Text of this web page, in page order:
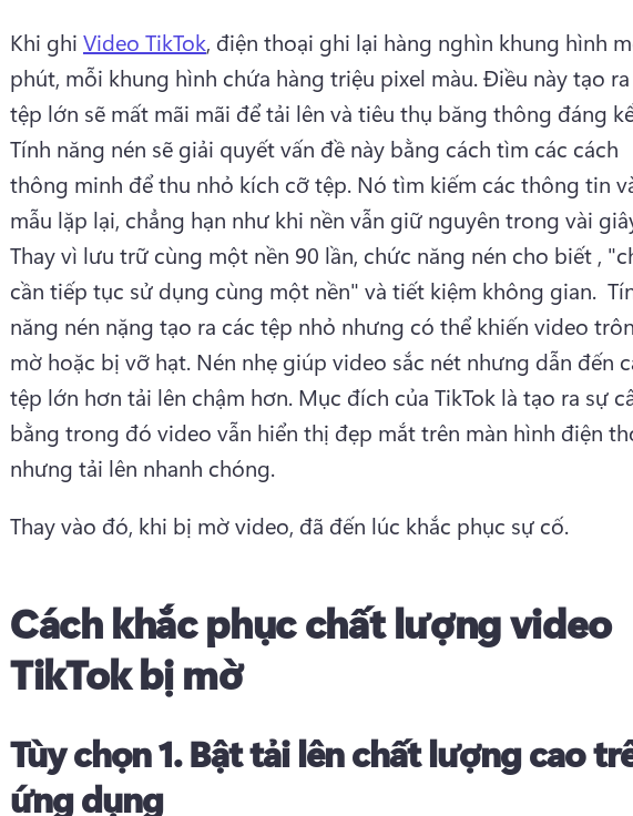
Khi ghi Video TikTok, điện thoại ghi lại hàng nghìn khung hình
phút, mỗi khung hình chứa hàng triệu pixel màu. Điều này tạo
Tính năng nén sẽ giải quyết vấn đề này bằng cách tìm các cách
thông minh để thu nhỏ kích cỡ tệp. Nó tìm kiếm các thông tin
Thay vì lưu trữ cùng một nền 90 lần, chức năng nén cho biết ,
cần tiếp tục sử dụng cùng một nền" và tiết kiệm không gian.
năng nén nặng tạo ra các tệp nhỏ nhưng có thể khiến video
mờ hoặc bị vỡ hạt. Nén nhẹ giúp video sắc nét nhưng dẫn đến
tệp lớn hơn tải lên chậm hơn. Mục đích của TikTok là tạo ra sự
bằng trong đó video vẫn hiển thị đẹp mắt trên màn hình điện
nhưng tải lên nhanh chóng.
Thay vào đó, khi bị mờ video, đã đến lúc khắc phục sự cố.
Cách khắc phục chất lượng video
TikTok bị mờ
Tùy chọn 1.Bật tải lên chất lượng cao
ứng dụng